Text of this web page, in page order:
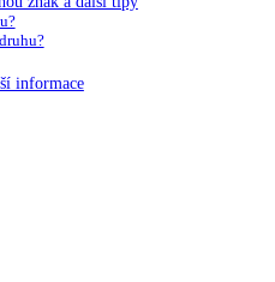
informace